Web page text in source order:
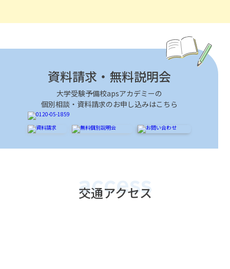
資料請求・無料説明会
大学受験予備校apsアカデミーの
個別相談・資料請求のお申し込みはこちら
access
交通アクセス